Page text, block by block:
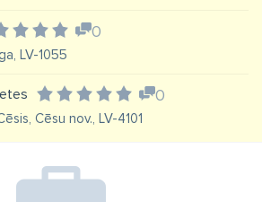
0
LV-1055
0
Cēsu nov., LV-4101